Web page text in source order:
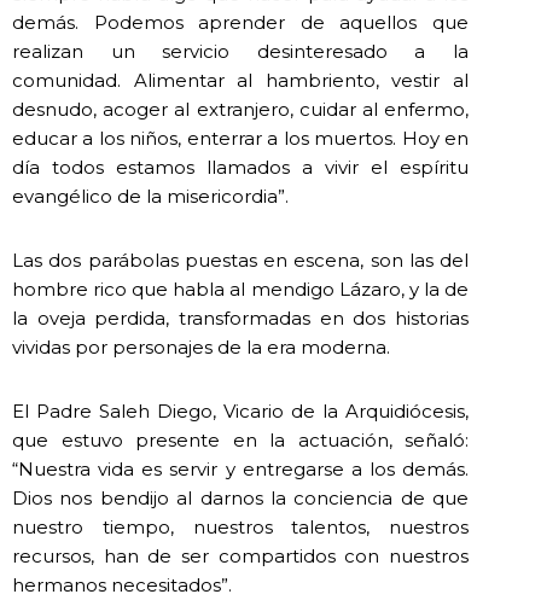
demás. Podemos aprender de aquellos que
realizan un servicio desinteresado a la
comunidad. Alimentar al hambriento, vestir al
desnudo, acoger al extranjero, cuidar al enfermo,
educar a los niños, enterrar a los muertos. Hoy en
día todos estamos llamados a vivir el espíritu
evangélico de la misericordia”.
Las dos parábolas puestas en escena, son las del
hombre rico que habla al mendigo Lázaro, y la de
la oveja perdida, transformadas en dos historias
vividas por personajes de la era moderna.
El Padre Saleh Diego, Vicario de la Arquidiócesis,
que estuvo presente en la actuación, señaló:
“Nuestra vida es servir y entregarse a los demás.
Dios nos bendijo al darnos la conciencia de que
nuestro tiempo, nuestros talentos, nuestros
recursos, han de ser compartidos con nuestros
hermanos necesitados”.